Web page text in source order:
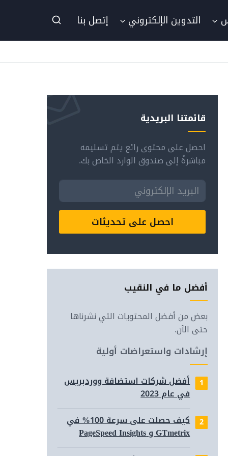
التدوين الإلكتروني إتصل بنا
قائمتنا البريدية
احصل على محتوى رائع يتم تسليمه
مباشرةً إلى صندوق الوارد الخاص بك.
احصل على تحديثات
Alternative:
أفضل ما في النقيب
بعض من أفضل المحتويات التي نشرناها
حتى الآن.
إرشادات واستعراضات أولية
أفضل شركات استضافة ووردبريس
في عام 2023
كيف حصلت على سرعة 100% في
GTmetrix و PageSpeed Insights